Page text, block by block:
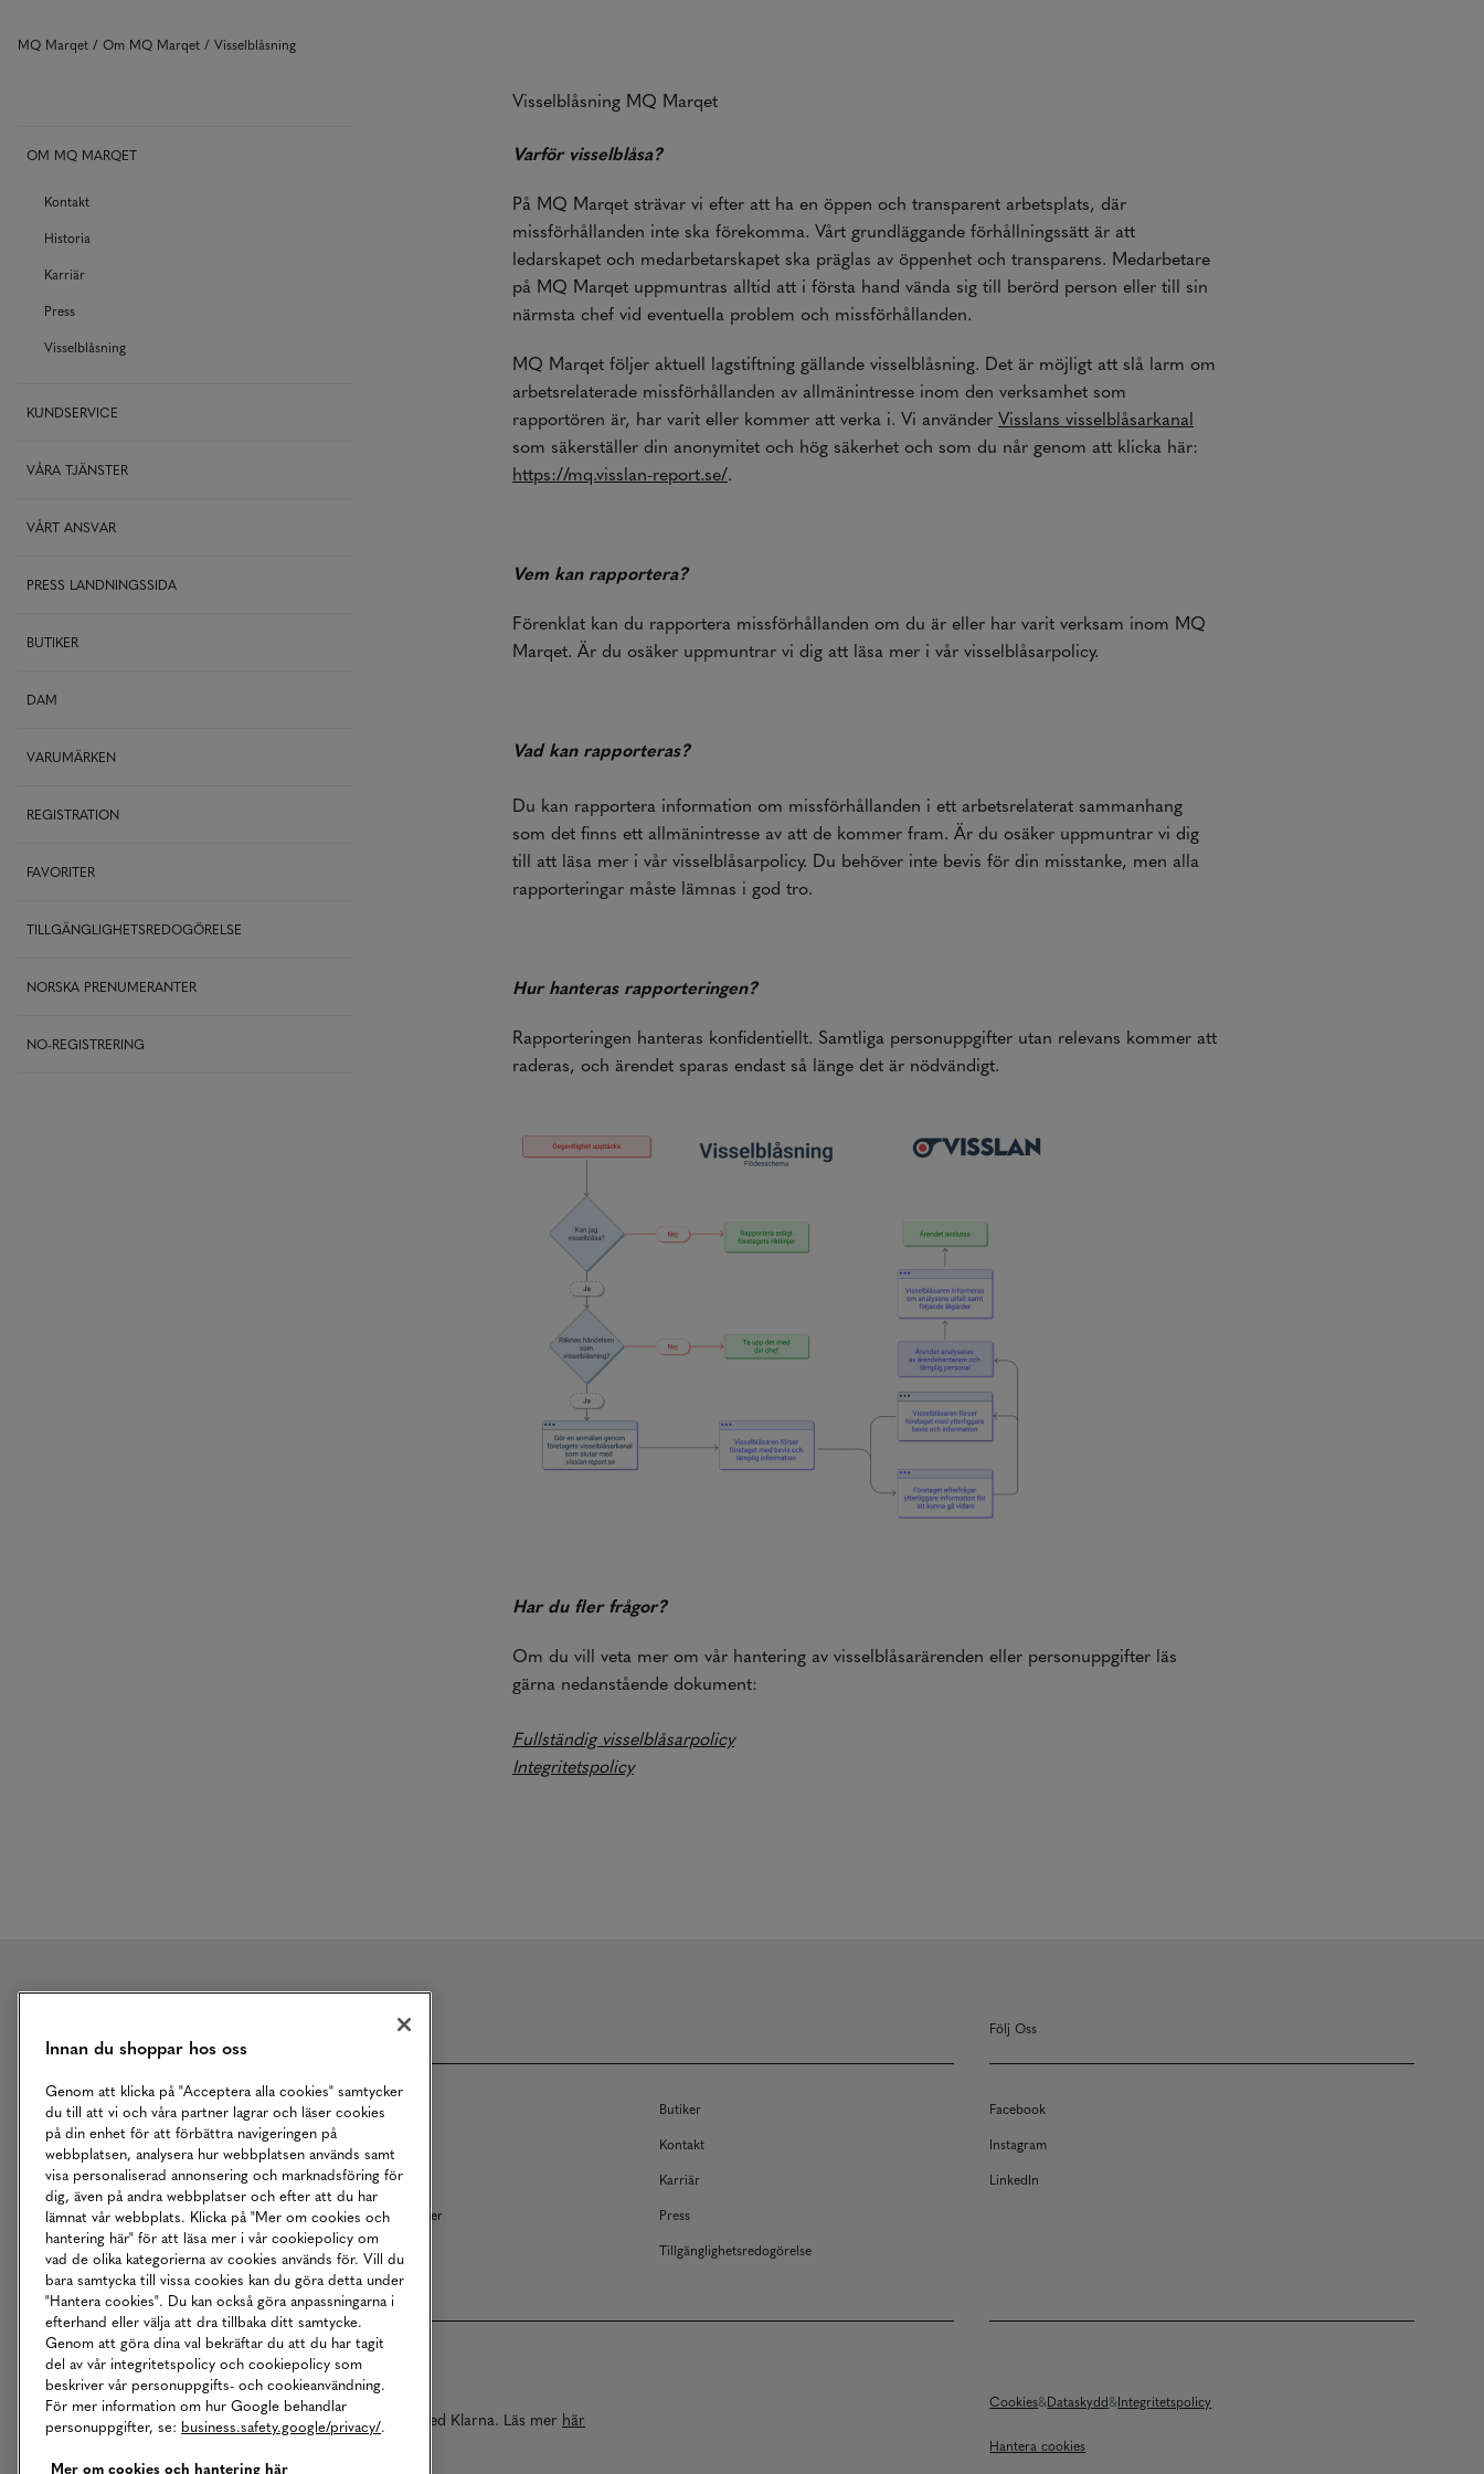
MQ Marqet Om MQ Marqet Visselblåsning
OM MQ MARQET
Kontakt
Historia
Karriär
Press
Visselblåsning
KUNDSERVICE
VÅRA TJÄNSTER
VÅRT ANSVAR
PRESS LANDNINGSSIDA
BUTIKER
DAM
VARUMÄRKEN
REGISTRATION
FAVORITER
TILLGÄNGLIGHETSREDOGÖRELSE
NORSKA PRENUMERANTER
NO-REGISTRERING
Visselblåsning MQ Marqet
Varför visselblåsa?
På MQ Marqet strävar vi efter att ha en öppen och transparent arbetsplats, där
missförhållanden inte ska förekomma. Vårt grundläggande förhållningssätt är att
ledarskapet och medarbetarskapet ska präglas av öppenhet och transparens. Medarbetare
på MQ Marqet uppmuntras alltid att i första hand vända sig till berörd person eller till sin
närmsta chef vid eventuella problem och missförhållanden.
MQ Marqet följer aktuell lagstiftning gällande visselblåsning. Det är möjligt att slå larm om
arbetsrelaterade missförhållanden av allmänintresse inom den verksamhet som
rapportören är, har varit eller kommer att verka i. Vi använder Visslans visselblåsarkanal
som säkerställer din anonymitet och hög säkerhet och som du når genom att klicka här:
https://mq.visslan-report.se/.
Vem kan rapportera?
Förenklat kan du rapportera missförhållanden om du är eller har varit verksam inom MQ
Marqet. Är du osäker uppmuntrar vi dig att läsa mer i vår visselblåsarpolicy.
Vad kan rapporteras?
Du kan rapportera information om missförhållanden i ett arbetsrelaterat sammanhang
som det finns ett allmänintresse av att de kommer fram. Är du osäker uppmuntrar vi dig
till att läsa mer i vår visselblåsarpolicy. Du behöver inte bevis för din misstanke, men alla
rapporteringar måste lämnas i god tro.
Hur hanteras rapporteringen?
Rapporteringen hanteras konfidentiellt. Samtliga personuppgifter utan relevans kommer att
raderas, och ärendet sparas endast så länge det är nödvändigt.
Har du fler frågor?
Om du vill veta mer om vår hantering av visselblåsarärenden eller personuppgifter läs
gärna nedanstående dokument:
Fullständig visselblåsarpolicy
Integritetspolicy
Om MQ Marqet Bli Medlem
Butiker
Kundservice
Kontakt
Returer
Köpvillkor
Karriär
Vårt Ansvar
Våra Tjänster
Press
Studentrabatt
B2B Tillgänglighetsredogörelse
Följ Oss
Facebook
Instagram
LinkedIn
Betalningar online sköts i samarbete med Klarna. Läs mer här
Cookies Dataskydd Integritetspolicy
Hantera cookies
Innan du shoppar hos oss
Genom att klicka på "Acceptera alla cookies" samtycker
du till att vi och våra partner lagrar och läser cookies
på din enhet för att förbättra navigeringen på
webbplatsen, analysera hur webbplatsen används samt
visa personaliserad annonsering och marknadsföring för
dig, även på andra webbplatser och efter att du har
lämnat vår webbplats. Klicka på "Mer om cookies och
hantering här" för att läsa mer i vår cookiepolicy om
vad de olika kategorierna av cookies används för. Vill du
bara samtycka till vissa cookies kan du göra detta under
"Hantera cookies". Du kan också göra anpassningarna i
efterhand eller välja att dra tillbaka ditt samtycke.
Genom att göra dina val bekräftar du att du har tagit
del av vår integritetspolicy och cookiepolicy som
beskriver vår personuppgifts- och cookieanvändning.
För mer information om hur Google behandlar
personuppgifter, se: business.safety.google/privacy/.
Mer om cookies och hantering här